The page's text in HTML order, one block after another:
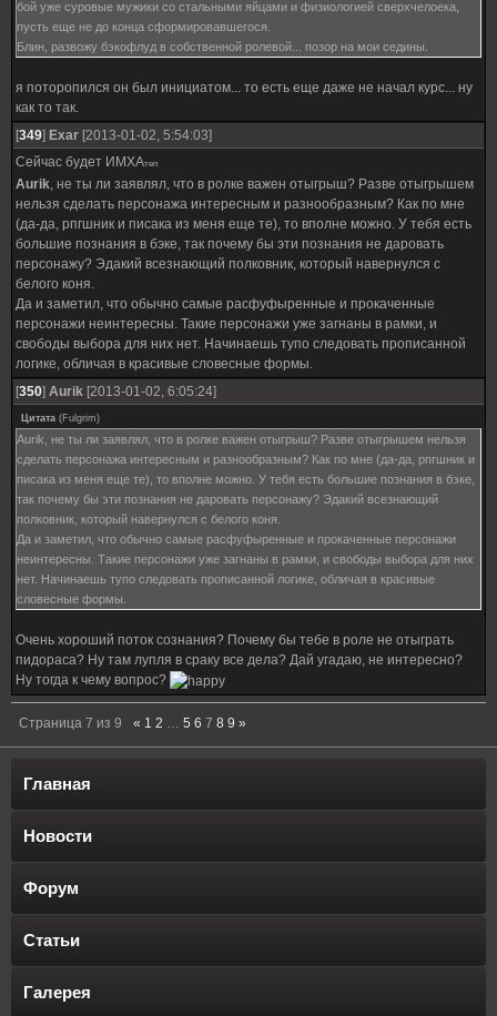
бой уже суровые мужики со стальными яйцами и физиологией сверхчелоека,
пусть еще не до конца сформировавшегося.
Блин, развожу бэкофлуд в собственной ролевой... позор на мои седины.
я поторопился он был инициатом... то есть еще даже не начал курс... ну
как то так.
[349] Exar [2013-01-02, 5:54:03]
Сейчас будет ИМХАтеп
Aurik, не ты ли заявлял, что в ролке важен отыгрыш? Разве отыгрышем
нельзя сделать персонажа интересным и разнообразным? Как по мне
(да-да, рпгшник и писака из меня еще те), то вполне можно. У тебя есть
большие познания в бэке, так почему бы эти познания не даровать
персонажу? Эдакий всезнающий полковник, который навернулся с
белого коня.
Да и заметил, что обычно самые расфуфыренные и прокаченные
персонажи неинтересны. Такие персонажи уже загнаны в рамки, и
свободы выбора для них нет. Начинаешь тупо следовать прописанной
логике, обличая в красивые словесные формы.
[350] Aurik [2013-01-02, 6:05:24]
Цитата (Fulgrim)
Aurik, не ты ли заявлял, что в ролке важен отыгрыш? Разве отыгрышем нельзя
сделать персонажа интересным и разнообразным? Как по мне (да-да, рпгшник и
писака из меня еще те), то вполне можно. У тебя есть большие познания в бэке,
так почему бы эти познания не даровать персонажу? Эдакий всезнающий
полковник, который навернулся с белого коня.
Да и заметил, что обычно самые расфуфыренные и прокаченные персонажи
неинтересны. Такие персонажи уже загнаны в рамки, и свободы выбора для них
нет. Начинаешь тупо следовать прописанной логике, обличая в красивые
словесные формы.
Очень хороший поток сознания? Почему бы тебе в роле не отыграть
пидораса? Ну там лупля в сраку все дела? Дай угадаю, не интересно?
Ну тогда к чему вопрос?
Страница 7 из 9 « 1 2 … 5 6 7 8 9 »
Главная
Новости
Форум
Статьи
Галерея